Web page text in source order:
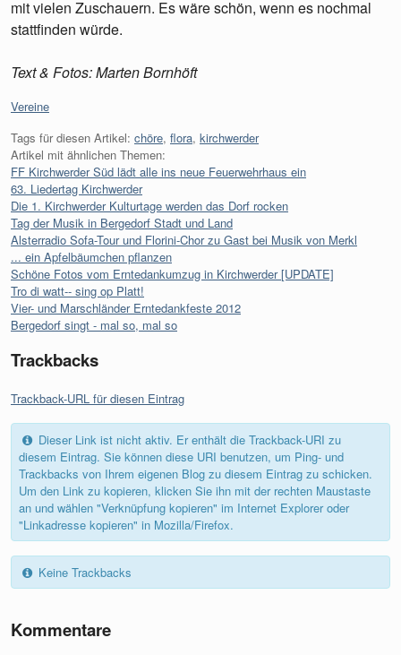
mit vielen Zuschauern. Es wäre schön, wenn es nochmal
stattfinden würde.
Text & Fotos: Marten Bornhöft
Kategorien:
Vereine
Tags für diesen Artikel: chöre, flora, kirchwerder
Artikel mit ähnlichen Themen:
FF Kirchwerder Süd lädt alle ins neue Feuerwehrhaus ein
63. Liedertag Kirchwerder
Die 1. Kirchwerder Kulturtage werden das Dorf rocken
Tag der Musik in Bergedorf Stadt und Land
Alsterradio Sofa-Tour und Florini-Chor zu Gast bei Musik von Merkl
... ein Apfelbäumchen pflanzen
Schöne Fotos vom Erntedankumzug in Kirchwerder [UPDATE]
Tro di watt-- sing op Platt!
Vier- und Marschländer Erntedankfeste 2012
Bergedorf singt - mal so, mal so
Trackbacks
Trackback-URL für diesen Eintrag
Dieser Link ist nicht aktiv. Er enthält die Trackback-URI zu
diesem Eintrag. Sie können diese URI benutzen, um Ping- und
Trackbacks von Ihrem eigenen Blog zu diesem Eintrag zu schicken.
Um den Link zu kopieren, klicken Sie ihn mit der rechten Maustaste
an und wählen "Verknüpfung kopieren" im Internet Explorer oder
"Linkadresse kopieren" in Mozilla/Firefox.
Keine Trackbacks
Kommentare